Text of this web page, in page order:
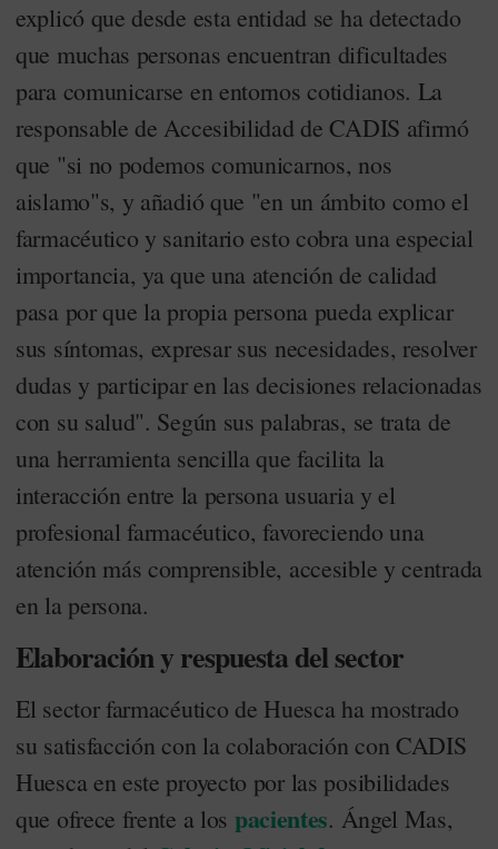
explicó que desde esta entidad se ha detectado
que muchas personas encuentran dificultades
para comunicarse en entornos cotidianos. La
responsable de Accesibilidad de CADIS afirmó
que "si no podemos comunicarnos, nos
aislamo"s, y añadió que "en un ámbito como el
farmacéutico y sanitario esto cobra una especial
importancia, ya que una atención de calidad
pasa por que la propia persona pueda explicar
sus síntomas, expresar sus necesidades, resolver
dudas y participar en las decisiones relacionadas
con su salud". Según sus palabras, se trata de
una herramienta sencilla que facilita la
interacción entre la persona usuaria y el
profesional farmacéutico, favoreciendo una
atención más comprensible, accesible y centrada
en la persona.
Elaboración y respuesta del sector
El sector farmacéutico de Huesca ha mostrado
su satisfacción con la colaboración con CADIS
Huesca en este proyecto por las posibilidades
que ofrece frente a los pacientes. Ángel Mas,